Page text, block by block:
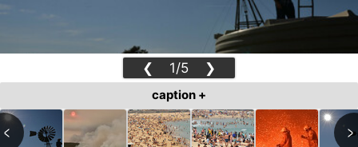
❮ 1/5 ❯
caption +